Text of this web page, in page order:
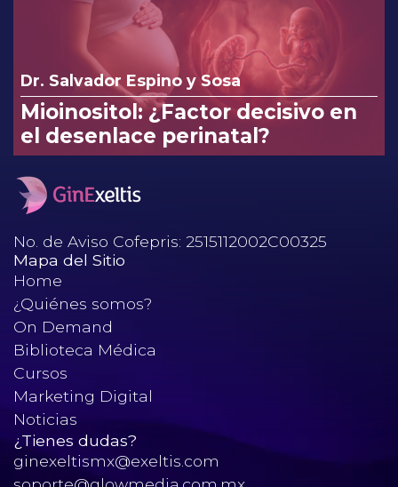
Dr. Salvador Espino y Sosa
Mioinositol: ¿Factor decisivo en
el desenlace perinatal?
No. de Aviso Cofepris: 2515112002C00325
Mapa del Sitio
Home
¿Quiénes somos?
On Demand
Biblioteca Médica
Cursos
Marketing Digital
Noticias
¿Tienes dudas?
ginexeltismx@exeltis.com